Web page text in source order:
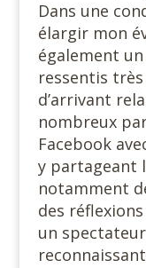
Dans une
élargir mon
également
ressentis
d’arrivant
nombreux
Facebook
y partageant
notamment
des
un